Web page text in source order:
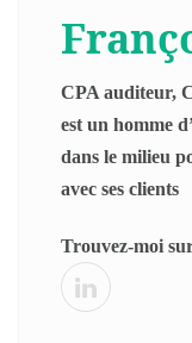
CPA auditeur,
est un homme
dans le milieu
avec ses clients
Trouvez-moi